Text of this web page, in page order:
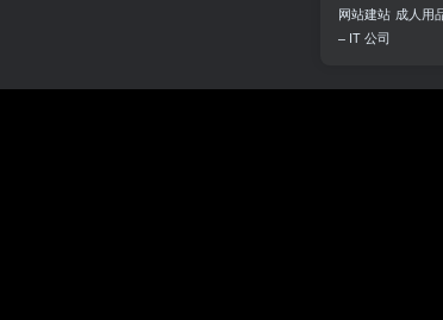
网站建站 成人用
– IT 公司